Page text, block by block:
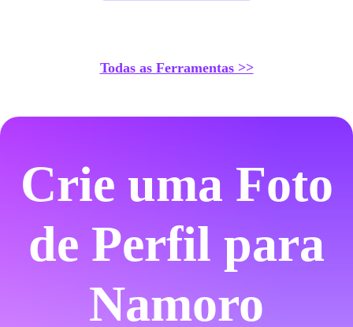
Todas as Ferramentas >>
Crie uma Foto
de Perfil para
Namoro